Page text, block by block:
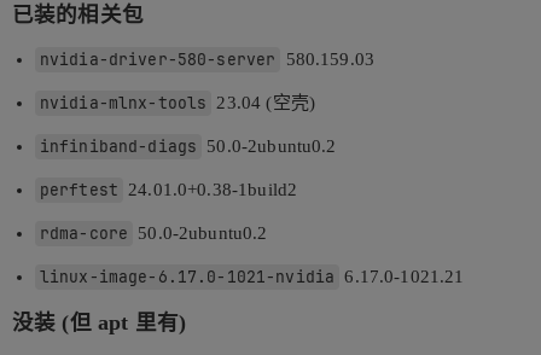
已装的相关包
nvidia-driver-580-server 580.159.03
nvidia-mlnx-tools 23.04 (空壳)
infiniband-diags 50.0-2ubuntu0.2
perftest 24.01.0+0.38-1build2
rdma-core 50.0-2ubuntu0.2
linux-image-6.17.0-1021-nvidia 6.17.0-1021.21
没装 (但 apt 里有)